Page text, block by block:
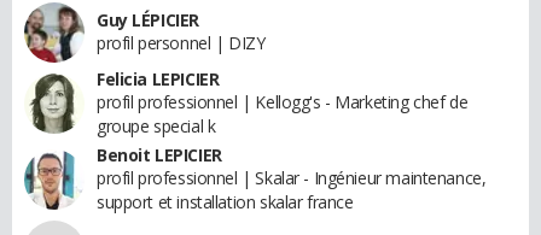
Guy LÉPICIER
profil personnel | DIZY
Felicia LEPICIER
profil professionnel | Kellogg's - Marketing chef de
groupe special k
Benoit LEPICIER
profil professionnel | Skalar - Ingénieur maintenance,
support et installation skalar france